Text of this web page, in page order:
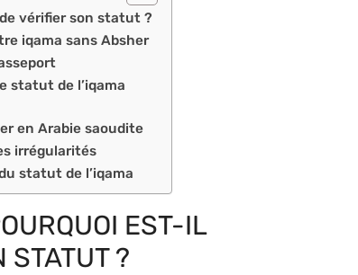
vérifier son statut ?
iqama sans Absher
statut de l’iqama
en Arabie saoudite
irrégularités
statut de l’iqama
EST-IL
STATUT ?